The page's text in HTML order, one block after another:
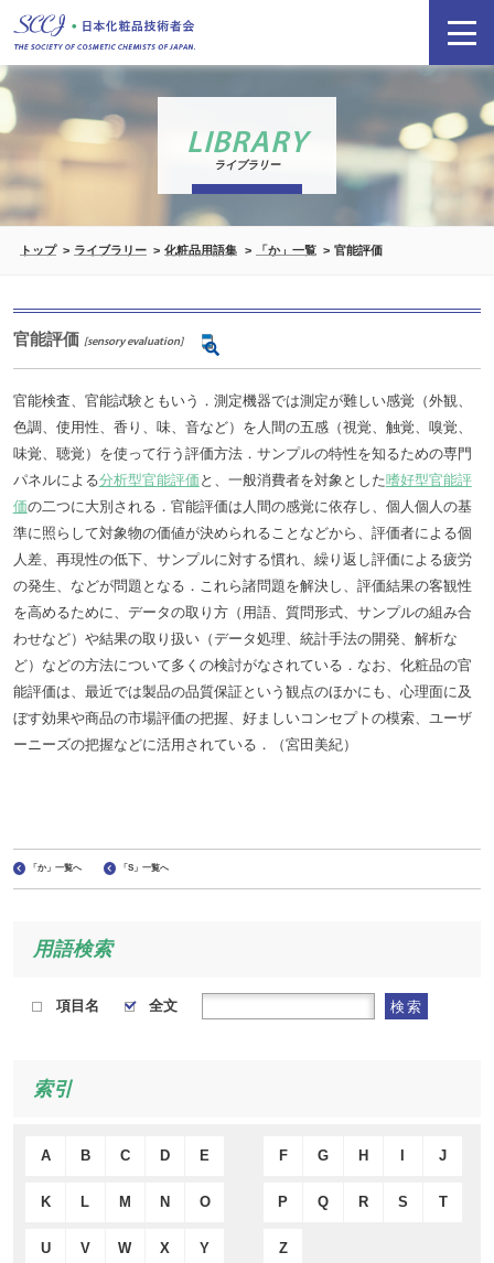
LIBRARY
ライブラリー
トップ ライブラリー 化粧品用語集 「か」一覧 官能評価
官能評価 [sensory evaluation]
官能検査、官能試験ともいう．測定機器では測定が難しい感覚（外観、
色調、使用性、香り、味、音など）を人間の五感（視覚、触覚、嗅覚、
味覚、聴覚）を使って行う評価方法．サンプルの特性を知るための専門
パネルによる分析型官能評価 と、一般消費者を対象とした嗜好型官能評
価の二つに大別される．官能評価は人間の感覚に依存し、個人個人の基
準に照らして対象物の価値が決められることなどから、評価者による個
人差、再現性の低下、サンプルに対する慣れ、繰り返し評価による疲労
の発生、などが問題となる．これら諸問題を解決し、評価結果の客観性
を高めるために、データの取り方（用語、質問形式、サンプルの組み合
わせなど）や結果の取り扱い（データ処理、統計手法の開発、解析な
ど）などの方法について多くの検討がなされている．なお、化粧品の官
能評価は、最近では製品の品質保証という観点のほかにも、心理面に及
ぼす効果や商品の市場評価の把握、好ましいコンセプトの模索、ユーザ
ーニーズの把握などに活用されている．（宮田美紀）
「か」一覧へ 「S」一覧へ
用語検索
項目名 全文 検索
索引
A B C D E F G H J
K L M N O P Q R S T
U V W X Y Z